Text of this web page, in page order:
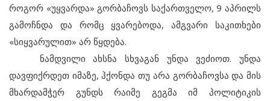
როგორ «უყვარდა» გორბაჩოვს საქართველო, 9 აპრილს
გამოჩნდა და რომც ყვარებოდა, ამგვარი საკითხები
«სიყვარულით» არ წყდება.
ნამდვილი ახსნა სხვაგან უნდა ვეძიოთ. უნდა
დავფიქრდეთ იმაზე, ჰქონდა თუ არა გორბაჩოვსა და მის
მხარდამჭერ გუნდს რაიმე გეგმა იმ პოლიტიკის